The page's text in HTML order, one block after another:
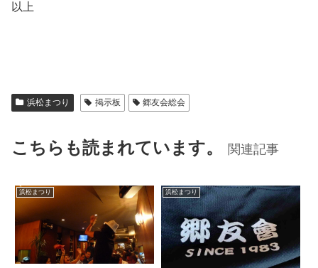
以上
浜松まつり 掲示板 郷友会総会
こちらも読まれています。 関連記事
浜松まつり 浜松まつり